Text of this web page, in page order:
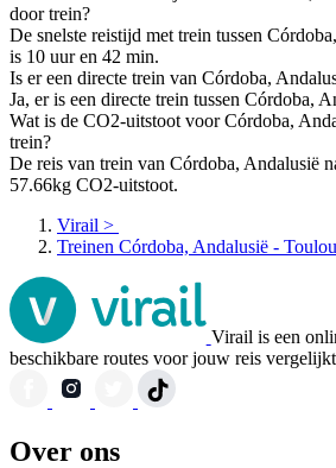
door trein?
De snelste reistijd met trein tussen
is 10 uur en 42 min.
Is er een directe trein van Córdoba,
Ja, er is een directe trein tussen Córdoba,
Wat is de CO2-uitstoot voor Córdoba,
trein?
De reis van trein van Córdoba, Andalusië
57.66kg CO2-uitstoot.
Virail >
Treinen Córdoba, Andalusië -
Virail is een
beschikbare routes voor jouw reis
Over ons